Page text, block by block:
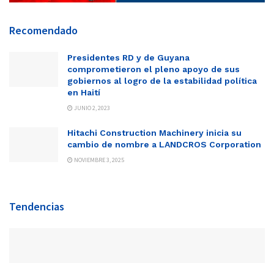
Recomendado
Presidentes RD y de Guyana
comprometieron el pleno apoyo de sus
gobiernos al logro de la estabilidad política
en Haití
JUNIO 2, 2023
Hitachi Construction Machinery inicia su
cambio de nombre a LANDCROS Corporation
NOVIEMBRE 3, 2025
Tendencias